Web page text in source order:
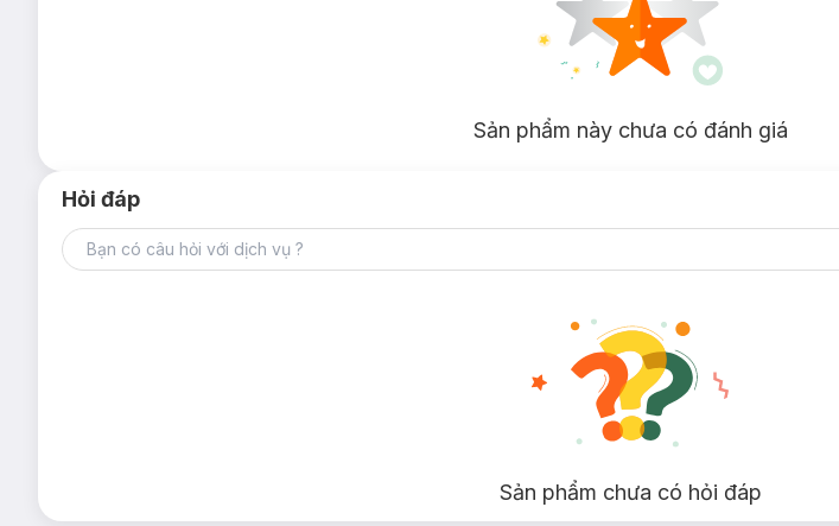
Sản phẩm này chưa có đánh giá
Hỏi đáp
Sản phẩm chưa có hỏi đáp